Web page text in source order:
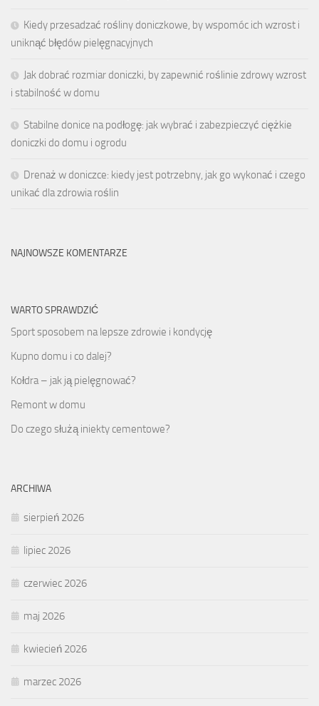
Kiedy przesadzać rośliny doniczkowe, by wspomóc ich wzrost i
uniknąć błędów pielęgnacyjnych
Jak dobrać rozmiar doniczki, by zapewnić roślinie zdrowy wzrost
i stabilność w domu
Stabilne donice na podłogę: jak wybrać i zabezpieczyć ciężkie
doniczki do domu i ogrodu
Drenaż w doniczce: kiedy jest potrzebny, jak go wykonać i czego
unikać dla zdrowia roślin
NAJNOWSZE KOMENTARZE
WARTO SPRAWDZIĆ
Sport sposobem na lepsze zdrowie i kondycję
Kupno domu i co dalej?
Kołdra – jak ją pielęgnować?
Remont w domu
Do czego służą iniekty cementowe?
ARCHIWA
sierpień 2026
lipiec 2026
czerwiec 2026
maj 2026
kwiecień 2026
marzec 2026